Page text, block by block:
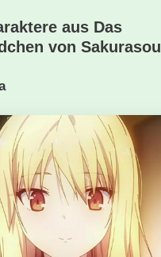
aus Das
von Sakurasou